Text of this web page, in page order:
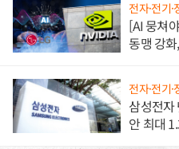
전자·전기·
[AI 뭉쳐
동맹 강
전자·전기·
삼성전자
안 최대